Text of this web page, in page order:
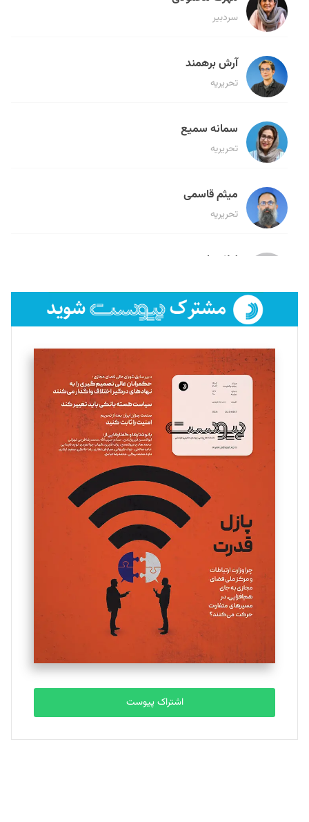
سردبیر
آرش برهمند
تحریریه
سمانه سمیع
تحریریه
میثم قاسمی
تحریریه
لیلا حنارود
فائزه فتحی رستمی
تحریریه
سروش کرمیان
تحریریه
مینا پاکدل
یسنا امان‌پور
تحریریه
ملینا جعفری
تحریریه
مصطفی مسجدی آرانی
تحریریه
بابک نقاش
تحریریه
اشتراک پیوست